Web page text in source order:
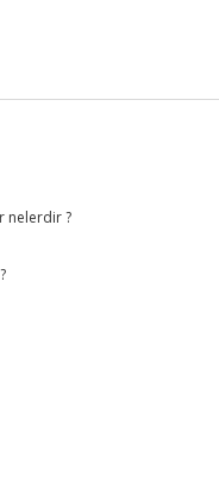
nelerdir ?